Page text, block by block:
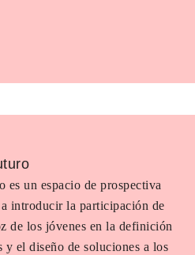
es un espacio de prospectiva
introducir la participación de
de los jóvenes en la definición
y el diseño de soluciones a los